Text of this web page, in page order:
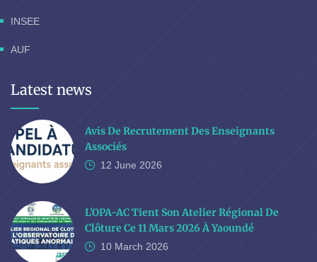
INSEE
AUF
Latest news
Avis De Recrutement Des Enseignants
Associés
12 June 2026
L'OPA-AC Tient Son Atelier Régional De
Clôture Ce 11 Mars 2026 À Yaoundé
10 March 2026